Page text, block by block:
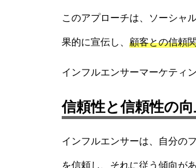
このアプローチは、ソーシャ
果的に宣伝し、 顧客との信頼
インフルエンサーマーケティ
信頼性と信頼性の
インフルエンサーは、自分の
を信頼し、それに従う傾向が